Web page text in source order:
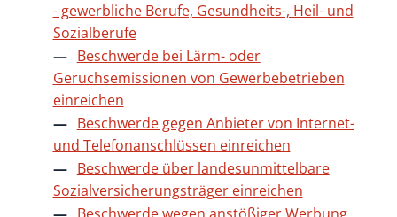
- gewerbliche Berufe, Gesundheits-, Heil- und
Sozialberufe
Beschwerde bei Lärm- oder
Geruchsemissionen von Gewerbebetrieben
einreichen
Beschwerde gegen Anbieter von Internet-
und Telefonanschlüssen einreichen
Beschwerde über landesunmittelbare
Sozialversicherungsträger einreichen